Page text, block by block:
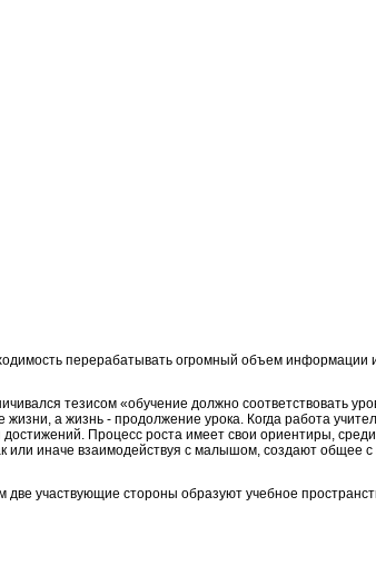
перерабатывать огромный объем информации
тезисом «обучение должно соответствовать
а жизнь - продолжение урока. Когда работа
Процесс роста имеет свои ориентиры,
или иначе взаимодействуя с малышом, создают общее
участвующие стороны образуют учебное